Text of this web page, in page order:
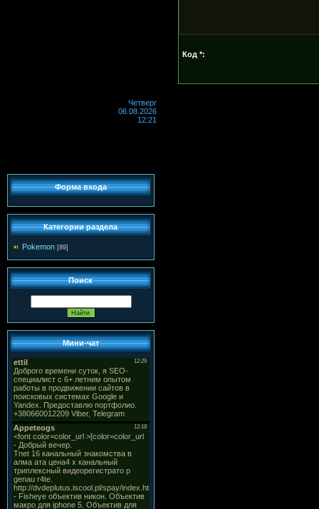
Код *:
Четверг
06.08.2026
12:21
Форма входа
Категории раздела
Pokemon [89]
Поиск
Мини-чат